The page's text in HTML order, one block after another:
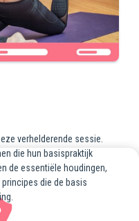
verhelderende sessie.
die hun basispraktijk
de essentiële houdingen,
die de basis